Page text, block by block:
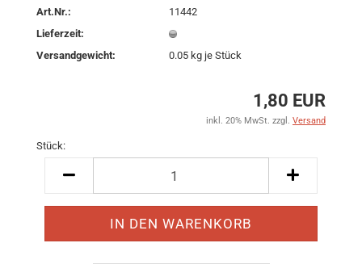
Art.Nr.:
11442
Lieferzeit:
Versandgewicht:
0.05 kg je Stück
1,80 EUR
inkl. 20% MwSt. zzgl. Versand
Stück: